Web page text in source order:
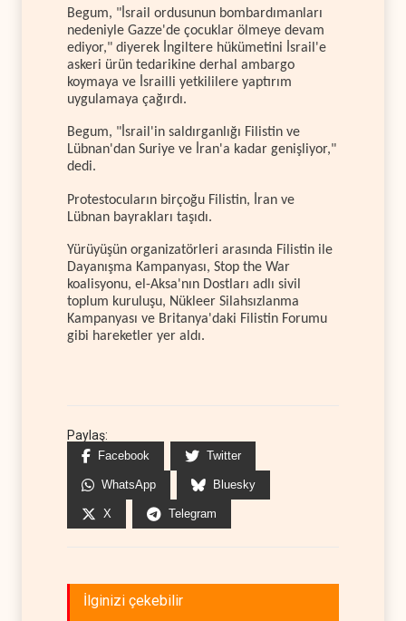
Begum, "İsrail ordusunun bombardımanları
nedeniyle Gazze'de çocuklar ölmeye devam
ediyor," diyerek İngiltere hükümetini İsrail'e
askeri ürün tedarikine derhal ambargo
koymaya ve İsrailli yetkililere yaptırım
uygulamaya çağırdı.
Begum, "İsrail'in saldırganlığı Filistin ve
Lübnan'dan Suriye ve İran'a kadar genişliyor,"
dedi.
Protestocuların birçoğu Filistin, İran ve
Lübnan bayrakları taşıdı.
Yürüyüşün organizatörleri arasında Filistin ile
Dayanışma Kampanyası, Stop the War
koalisyonu, el-Aksa'nın Dostları adlı sivil
toplum kuruluşu, Nükleer Silahsızlanma
Kampanyası ve Britanya'daki Filistin Forumu
gibi hareketler yer aldı.
Paylaş:
Facebook Twitter
WhatsApp Bluesky
X Telegram
İlginizi çekebilir